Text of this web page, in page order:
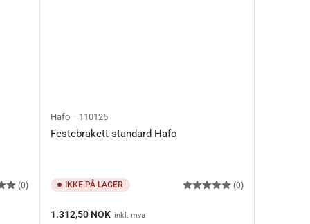
(0)
Hafo 110126
Festebrakett standard Hafo
IKKE PÅ LAGER (0)
Ordinærpis
1.312,50 NOK inkl. mva